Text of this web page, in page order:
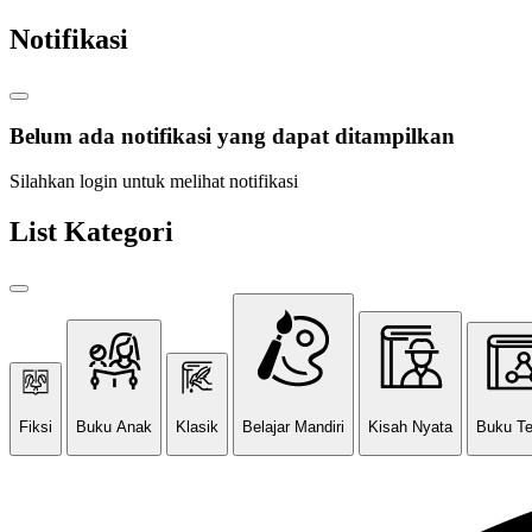
Notifikasi
Belum ada notifikasi yang dapat ditampilkan
Silahkan login untuk melihat notifikasi
List Kategori
Fiksi Buku Anak Klasik Belajar Mandiri Kisah Nyata Buku